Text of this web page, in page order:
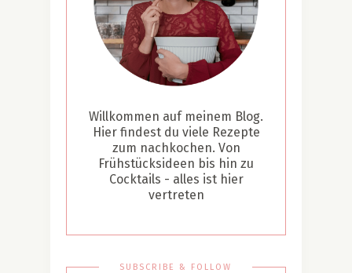
Willkommen auf meinem Blog.
Hier findest du viele Rezepte
zum nachkochen. Von
Frühstücksideen bis hin zu
Cocktails - alles ist hier
vertreten
SUBSCRIBE & FOLLOW